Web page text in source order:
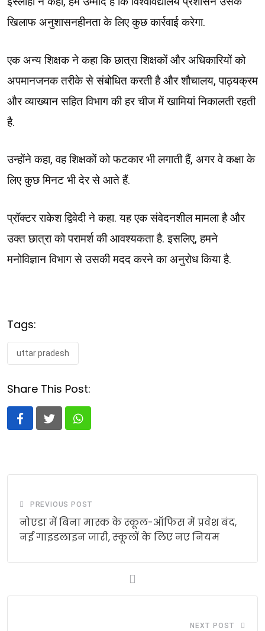
खिलाफ अनुशासनहीनता के लिए कुछ कार्रवाई करेगा.
एक अन्य शिक्षक ने कहा कि छात्रा शिक्षकों और अधिकारियों को
अपमानजनक तरीके से संबोधित करती है और शौचालय, पाठ्यक्रम
और व्याख्यान सहित विभाग की हर चीज में खामियां निकालती रहती
है.
उन्होंने कहा, वह शिक्षकों को फटकार भी लगाती हैं, अगर वे कक्षा के
लिए कुछ मिनट भी देर से आते हैं.
प्रॉक्टर राकेश द्विवेदी ने कहा. यह एक संवेदनशील मामला है और
उक्त छात्रा को परामर्श की आवश्यकता है. इसलिए, हमने
मनोविज्ञान विभाग से उसकी मदद करने का अनुरोध किया है.
Tags:
uttar pradesh
Share This Post:
Whatsapp
PREVIOUS POST
नोएडा में बिना मास्क के स्कूल-ऑफिस में प्रवेश बंद,
नई गाइडलाइन जारी, स्‍कूलों के लिए नए नियम
NEXT POST